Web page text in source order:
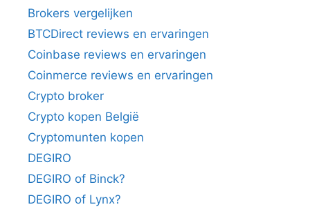
Brokers vergelijken
BTCDirect reviews en ervaringen
Coinbase reviews en ervaringen
Coinmerce reviews en ervaringen
Crypto broker
Crypto kopen België
Cryptomunten kopen
DEGIRO
DEGIRO of Binck?
DEGIRO of Lynx?